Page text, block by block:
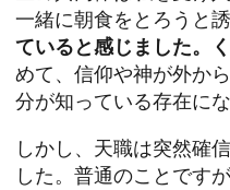
一緒に朝食をとろうと
ていると感じました。
めて、信仰や神が外か
分が知っている存在に
しかし、天職は突然確
した。普通のことです